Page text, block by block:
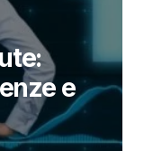
e